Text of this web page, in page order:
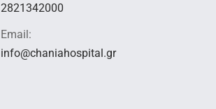
2821342000
Email:
info@chaniahospital.gr